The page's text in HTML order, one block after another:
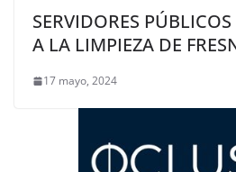
SERVIDORES
A LA LIMPIEZA DE
17 mayo, 2024